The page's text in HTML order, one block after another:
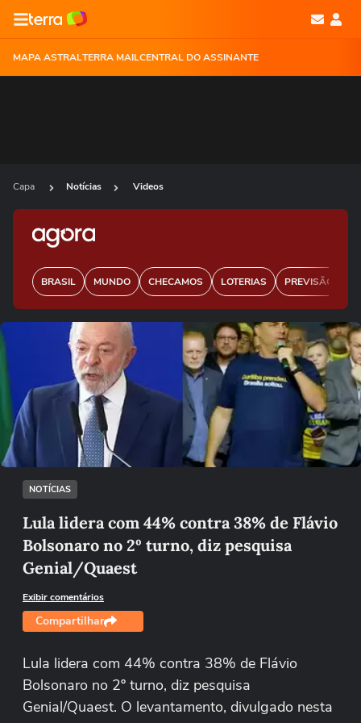
MAPA ASTRALTERRA MAILCENTRAL DO ASSINANTE
Capa Notícias Videos
BRASIL MUNDO CHECAMOS LOTERIAS PREVISÃO DO
Ops!
Não foi possível reproduzir o vídeo
Tentar novamente
NOTÍCIAS
Lula lidera com 44% contra 38% de Flávio
Bolsonaro no 2º turno, diz pesquisa
Genial/Quaest
Exibir comentários
Compartilhar
Lula lidera com 44% contra 38% de Flávio
Bolsonaro no 2º turno, diz pesquisa
Genial/Quaest. O levantamento, divulgado nesta